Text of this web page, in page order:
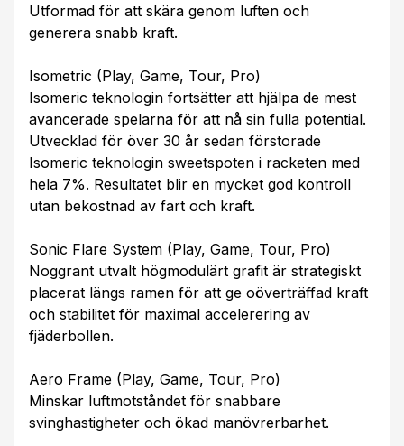
Utformad för att skära genom luften och
generera snabb kraft.
Isometric (Play, Game, Tour, Pro)
Isomeric teknologin fortsätter att hjälpa de mest
avancerade spelarna för att nå sin fulla potential.
Utvecklad för över 30 år sedan förstorade
Isomeric teknologin sweetspoten i racketen med
hela 7%. Resultatet blir en mycket god kontroll
utan bekostnad av fart och kraft.
Sonic Flare System (Play, Game, Tour, Pro)
Noggrant utvalt högmodulärt grafit är strategiskt
placerat längs ramen för att ge oöverträffad kraft
och stabilitet för maximal accelerering av
fjäderbollen.
Aero Frame (Play, Game, Tour, Pro)
Minskar luftmotståndet för snabbare
svinghastigheter och ökad manövrerbarhet.